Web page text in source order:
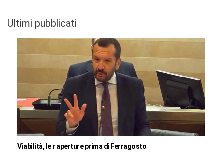
Ultimi pubblicati
Viabilità, le riaperture prima di Ferragosto